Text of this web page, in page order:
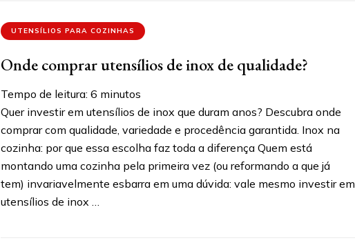
UTENSÍLIOS PARA COZINHAS
Onde comprar utensílios de inox de qualidade?
Tempo de leitura: 6 minutos
Quer investir em utensílios de inox que duram anos? Descubra onde
comprar com qualidade, variedade e procedência garantida. Inox na
cozinha: por que essa escolha faz toda a diferença Quem está
montando uma cozinha pela primeira vez (ou reformando a que já
tem) invariavelmente esbarra em uma dúvida: vale mesmo investir em
utensílios de inox …